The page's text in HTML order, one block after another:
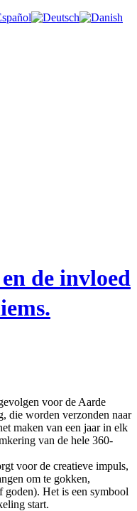
de invloed
voor de Aarde
die worden verzonden naar
maken van een jaar in elk
van de hele 360-
voor de creatieve impuls,
om te gokken,
goden). Het is een symbool
start.